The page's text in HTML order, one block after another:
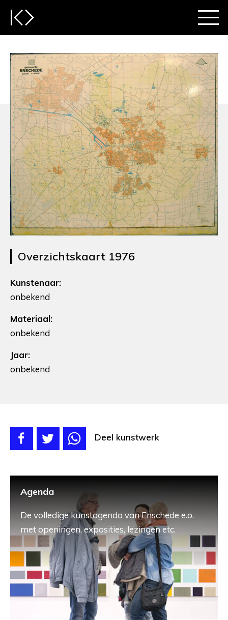
Overzichtskaart 1976
Kunstenaar:
onbekend
Materiaal:
onbekend
Jaar:
onbekend
Deel kunstwerk
Agenda
De volledige kunstagenda van Enschede e.o.
met openingen, exposities, lezingen etc.